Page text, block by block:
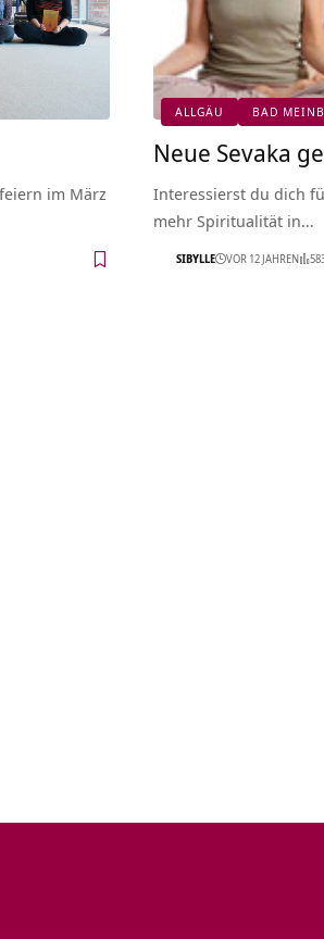
im März
ALLGÄU BAD
Neue Sevaka
Interessierst du dich
mehr Spiritualität in…
SIBYLLE VOR 12 JAHREN